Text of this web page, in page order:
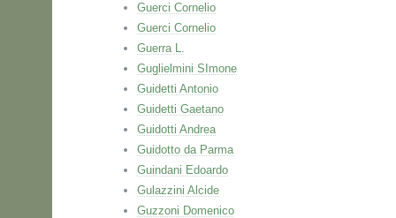
Guerci Cornelio
Guerci Cornelio
Guerra L.
Guglielmini SImone
Guidetti Antonio
Guidetti Gaetano
Guidotti Andrea
Guidotto da Parma
Guindani Edoardo
Gulazzini Alcide
Guzzoni Domenico